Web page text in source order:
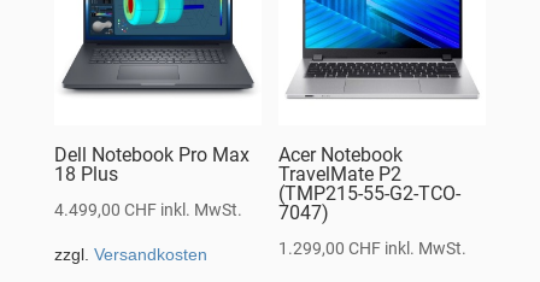
Dell Notebook Pro Max
18 Plus
4.499,00 CHF inkl. MwSt.
zzgl. Versandkosten
Acer Notebook
TravelMate P2
(TMP215-55-G2-TCO-
7047)
1.299,00CHF inkl. MwSt.